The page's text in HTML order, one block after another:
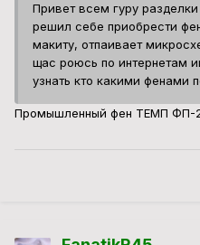
Привет всем гуру
решил себе приобрести
макиту, отпаивает
щас роюсь по интернетам
узнать кто какими фенами
Промышленный фен ТЕМП ФП-